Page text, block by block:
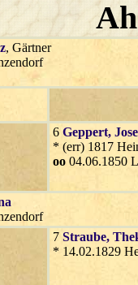
, Gärtner
6 Geppert,
* (err) 1817
oo 04.06.1850
7 Straube,
* 14.02.1829